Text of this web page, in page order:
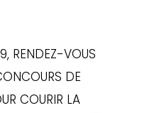
RENDEZ-VOUS
DE
COURIR LA